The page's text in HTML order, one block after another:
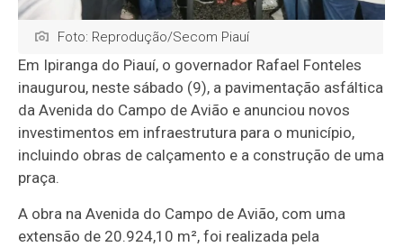
Foto: Reprodução/Secom Piauí
Em Ipiranga do Piauí, o governador Rafael Fonteles
inaugurou, neste sábado (9), a pavimentação asfáltica
da Avenida do Campo de Avião e anunciou novos
investimentos em infraestrutura para o município,
incluindo obras de calçamento e a construção de uma
praça.
A obra na Avenida do Campo de Avião, com uma
extensão de 20.924,10 m², foi realizada pela